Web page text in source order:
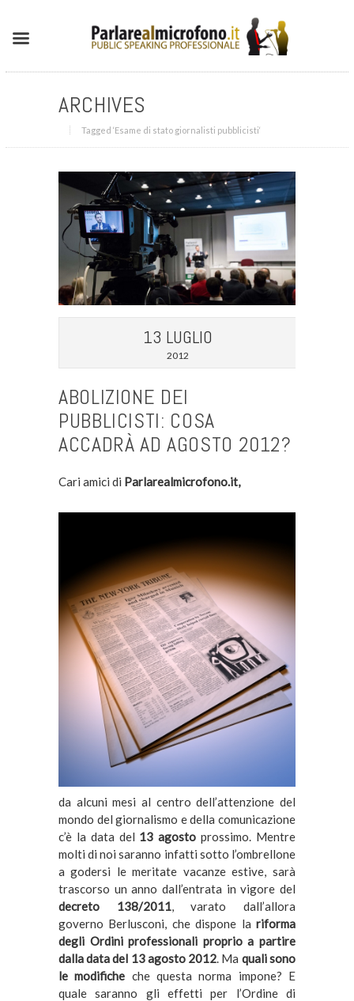
ARCHIVES
Tagged ‘Esame di stato giornalisti pubblicisti‘
13 LUGLIO
2012
ABOLIZIONE DEI
PUBBLICISTI: COSA
ACCADRÀ AD AGOSTO 2012?
Cari amici di Parlarealmicrofono.it,
da alcuni mesi al centro dell’attenzione del
mondo del giornalismo e della comunicazione
c’è la data del 13 agosto prossimo. Mentre
molti di noi saranno infatti sotto l’ombrellone
a godersi le meritate vacanze estive, sarà
trascorso un anno dall’entrata in vigore del
decreto 138/2011 , varato dall’allora
governo Berlusconi, che dispone la riforma
degli Ordini professionali proprio a partire
dalla data del 13 agosto 2012 . Ma quali sono
le modifiche che questa norma impone? E
quale saranno gli effetti per l’Ordine di